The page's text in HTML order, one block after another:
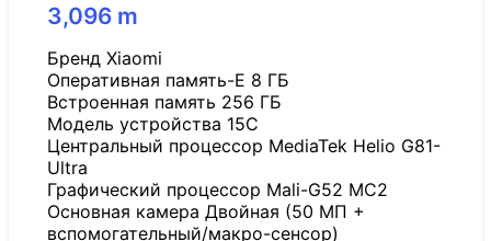
3,096 m
Бренд Xiaomi
Оперативная память-E 8 ГБ
Встроенная память 256 ГБ
Модель устройства 15C
Центральный процессор MediaTek Helio G81-
Ultra
Графический процессор Mali-G52 MC2
Основная камера Двойная (50 МП +
вспомогательный/макро-сенсор)